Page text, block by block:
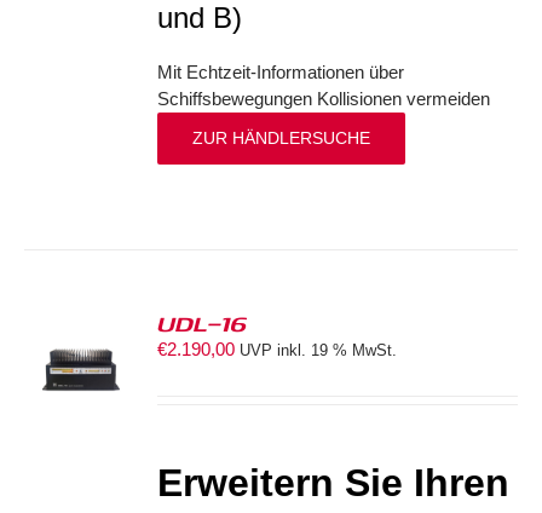
und B)
Mit Echtzeit-Informationen über
Schiffsbewegungen Kollisionen vermeiden
ZUR HÄNDLERSUCHE
UDL-16
€2.190,00 UVP inkl. 19 % MwSt.
Erweitern Sie Ihren